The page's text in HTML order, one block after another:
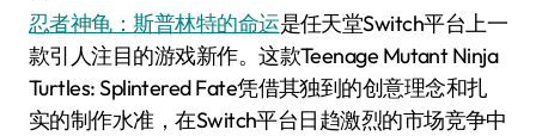
忍者神龟：斯普林特的命运是任天堂Switch平台上一
款引人注目的游戏新作。这款Teenage Mutant Ninja
Turtles: Splintered Fate凭借其独到的创意理念和扎
实的制作水准，在Switch平台日趋激烈的市场竞争中